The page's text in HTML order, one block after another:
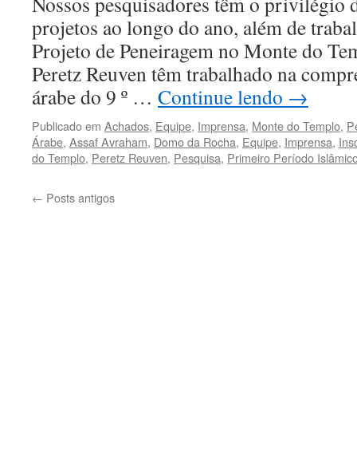
projetos ao longo do ano, além de
Projeto de Peneiragem no Monte do
Peretz Reuven têm trabalhado na
árabe do 9 º … Continue lendo →
Publicado em Achados, Equipe, Imprensa, Monte do Templo,
Árabe, Assaf Avraham, Domo da Rocha, Equipe, Imprensa,
do Templo, Peretz Reuven, Pesquisa, Primeiro Período
← Posts antigos